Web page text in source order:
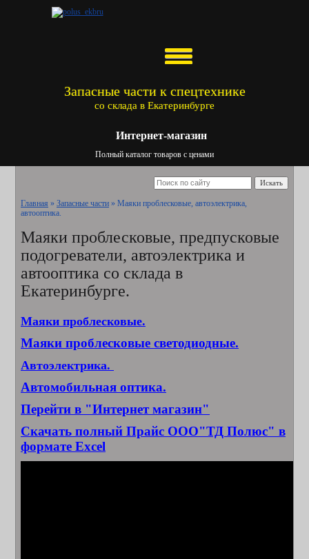
Запасные части к спецтехнике
со склада в Екатеринбурге
Интернет-магазин
Полный каталог товаров с ценами
Искать
Главная » Запасные части » Маяки проблесковые, автоэлектрика,
автооптика.
Маяки проблесковые, предпусковые
подогреватели, автоэлектрика и
автооптика со склада в
Екатеринбурге.
Маяки проблесковые.
Маяки проблесковые светодиодные.
Автоэлектрика.
Автомобильная оптика.
Перейти в "Интернет магазин"
Скачать полный Прайс ООО"ТД Полюс" в
форматe Excel